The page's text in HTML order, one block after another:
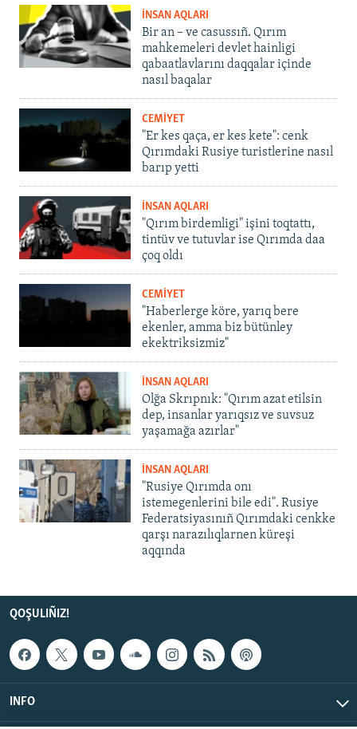
İNSAN AQLARI
Bir an – ve casussıñ. Qırım
mahkemeleri devlet hainligi
qabaatlavlarını daqqalar içinde
nasıl baqalar
CEMİYET
"Er kes qaça, er kes kete": cenk
Qırımdaki Rusiye turistlerine nasıl
barıp yetti
İNSAN AQLARI
"Qırım birdemligi" işini toqtattı,
tintüv ve tutuvlar ise Qırımda daa
çoq oldı
CEMİYET
"Haberlerge köre, yarıq bere
ekenler, amma biz bütünley
ekektriksizmiz"
İNSAN AQLARI
Olğa Skrıpnık: "Qırım azat etilsin
dep, insanlar yarıqsız ve suvsuz
yaşamağa azırlar"
İNSAN AQLARI
"Rusiye Qırımda onı
istemegenlerini bile edi". Rusiye
Federatsiyasınıñ Qırımdaki cenkke
qarşı narazılıqlarnen küreşi
aqqında
QOŞULIÑIZ!
INFO